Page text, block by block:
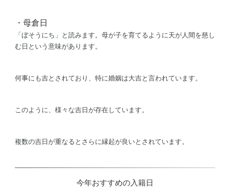
・ 母倉日
「ぼそうにち」と読みます。母が子を育てるように天が人間を慈し
む日という意味があります。
何事にも吉とされており、特に婚姻は大吉と言われています。
このように、様々な吉日が存在しています。
複数の吉日が重なるとさらに縁起が良いとされています。
今年おすすめの入籍日